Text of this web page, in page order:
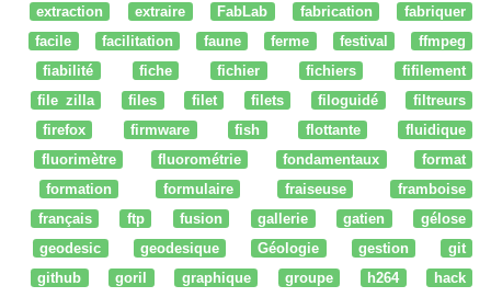
extraction
extraire FabLab fabrication
fabriquer
facile
facilitation faune ferme festival
ffmpeg
fiabilité
fiche fichier fichiers
fifilement
file zilla
files filet filets filoguidé
filtreurs
firefox
firmware fish flottante
fluidique
fluorimètre
fluorométrie fondamentaux
format
formation
formulaire fraiseuse
framboise
français
ftp fusion gallerie gatien
gélose
geodesic
geodesique Géologie gestion
git
github
goril graphique groupe h264
hack